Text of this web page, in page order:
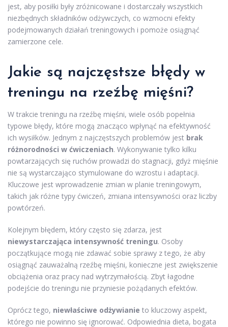
jest, aby posiłki były zróżnicowane i dostarczały wszystkich
niezbędnych składników odżywczych, co wzmocni efekty
podejmowanych działań treningowych i pomoże osiągnąć
zamierzone cele.
Jakie są najczęstsze błędy w
treningu na rzeźbę mięśni?
W trakcie treningu na rzeźbę mięśni, wiele osób popełnia
typowe błędy, które mogą znacząco wpłynąć na efektywność
ich wysiłków. Jednym z najczęstszych problemów jest brak
różnorodności w ćwiczeniach. Wykonywanie tylko kilku
powtarzających się ruchów prowadzi do stagnacji, gdyż mięśnie
nie są wystarczająco stymulowane do wzrostu i adaptacji.
Kluczowe jest wprowadzenie zmian w planie treningowym,
takich jak różne typy ćwiczeń, zmiana intensywności oraz liczby
powtórzeń.
Kolejnym błędem, który często się zdarza, jest
niewystarczająca intensywność treningu. Osoby
początkujące mogą nie zdawać sobie sprawy z tego, że aby
osiągnąć zauważalną rzeźbę mięśni, konieczne jest zwiększenie
obciążenia oraz pracy nad wytrzymałością. Zbyt łagodne
podejście do treningu nie przyniesie pożądanych efektów.
Oprócz tego, niewłaściwe odżywianie to kluczowy aspekt,
którego nie powinno się ignorować. Odpowiednia dieta, bogata